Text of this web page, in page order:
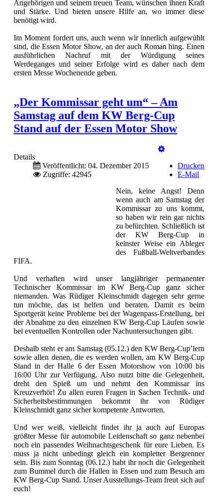
Angehörigen und seinem treuen Team, wünschen ihnen Kraft
und Stärke. Und bieten unsere Hilfe an, wo immer diese
benötigt wird.
Im Moment fordert uns, auch wenn wir innerlich aufgewühlt
sind, die Essen Motor Show, an der auch Roman hing. Einen
ausführlichen Nachruf mit der Würdigung seines
Werdeganges und seiner Erfolge wird es daher nach dem
ersten Messe Wochenende geben.
„Der Kommissar geht um“ – Am
Samstag auf dem KW Berg-Cup
Stand auf der Essen Motor Show
Details
Veröffentlicht: 04. Dezember 2015
Zugriffe: 42945
Drucken
E-Mail
Nein, keine Angst! Denn
wenn auch am Samstag der
Kommissar zu uns kommt,
so haben wir rein gar nichts
zu befürchten. Schließlich ist
der KW Berg-Cup in
keinster Weise ein Ableger
des Fußball-Weltverbandes
FIFA.
Und verhaften wird unser langjähriger permanenter
Technischer Kommissar im KW Berg-Cup ganz sicher
niemanden. Was Rüdiger Kleinschmidt dagegen sehr gerne
tun möchte, das ist helfen und beraten. Damit es beim
Sportgerät keine Probleme bei der Wagenpass-Erstellung, bei
der Abnahme zu den einzelnen KW Berg-Cup Läufen sowie
bei eventuellen Kontrollen oder Nachuntersuchungen gibt.
Deshalb steht er am Samstag (05.12.) den KW Berg-Cup’lern
sowie allen denen, die es werden wollen, am KW Berg-Cup
Stand in der Halle 6 der Essen Motorshow von 10:00 bis
16:00 Uhr zur Verfügung. Also nutzt bitte die Gelegenheit,
dreht den Spieß um und nehmt den Kommissar ins
Kreuzverhör! Zu allen euren Fragen in Sachen Technik- und
Sicherheitsbestimmungen bekommt ihr von Rüdiger
Kleinschmidt ganz sicher kompetente Antworten.
Und wer weiß, vielleicht findet ihr ja auch auf Europas
größter Messe für automobile Leidenschaft so ganz nebenbei
noch ein passendes Weihnachtsgeschenk für eure Lieben. Es
muss ja nicht unbedingt gleich ein kompletter Bergrenner
sein. Bis zum Sonntag (06.12.) habt ihr noch die Gelegenheit
zum Bummel durch die Hallen in Essen und zum Besuch am
KW Berg-Cup Stand. Unser Ausstellungs-Team freut sich auf
euch!